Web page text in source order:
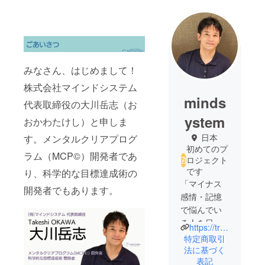
みなさん、はじめまして！
株式会社マインドシステム
代表取締役の大川岳志（お
おかわたけし）と申しま
す。メンタルクリアプログ
ラム（MCP©）開発者であ
り、科学的な目標達成術の
開発者でもあります。
minds
ystem
日本
初めてのプ
ロジェクト
です
「マイナス
感情・記憶
で悩んでい
る人を日本
中からゼロ
にする」を
ゴールに
https://trainer-okawa.com/mentalclear/
特定商取引
法に基づく
表記